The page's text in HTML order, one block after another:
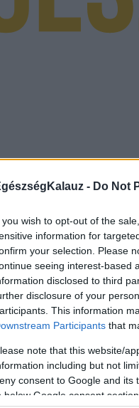
- Do Not
you wish to opt-out of the
information for
your selection. Please
seeing interest-based
disclosed to third
disclosure of your
This information
Participants that
note that this website/
including but not
consent to Google and its
below Google consent section.